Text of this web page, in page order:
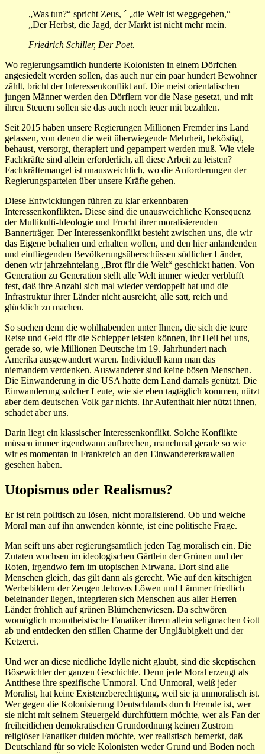
„Was tun?“ spricht Zeus, ´ „die Welt ist weggegeben,“
„Der Herbst, die Jagd, der Markt ist nicht mehr mein.
Friedrich Schiller, Der Poet.
Wo regierungsamtlich hunderte Kolonisten in einem Dörfchen
angesiedelt werden sollen, das auch nur ein paar hundert Bewohner
zählt, bricht der Interessenkonflikt auf. Die meist orientalischen
jungen Männer werden den Dörflern vor die Nase gesetzt, und mit
ihren Steuern sollen sie das auch noch teuer mit bezahlen.
Seit 2015 haben unsere Regierungen Millionen Fremder ins Land
gelassen, von denen die weit überwiegende Mehrheit, beköstigt,
behaust, versorgt, therapiert und gepampert werden muß. Wie viele
Fachkräfte sind allein erforderlich, all diese Arbeit zu leisten?
Fachkräftemangel ist unausweichlich, wo die Anforderungen der
Regierungsparteien über unsere Kräfte gehen.
Diese Entwicklungen führen zu klar erkennbaren
Interessenkonflikten. Diese sind die unausweichliche Konsequenz
der Multikulti-Ideologie und Frucht ihrer moralisierenden
Bannerträger. Der Interessenkonflikt besteht zwischen uns, die wir
das Eigene behalten und erhalten wollen, und den hier anlandenden
und einfliegenden Bevölkerungsüberschüssen südlicher Länder,
denen wir jahrzehntelang „Brot für die Welt“ geschickt hatten. Von
Generation zu Generation stellt alle Welt immer wieder verblüfft
fest, daß ihre Anzahl sich mal wieder verdoppelt hat und die
Infrastruktur ihrer Länder nicht ausreicht, alle satt, reich und
glücklich zu machen.
So suchen denn die wohlhabenden unter Ihnen, die sich die teure
Reise und Geld für die Schlepper leisten können, ihr Heil bei uns,
gerade so, wie Millionen Deutsche im 19. Jahrhundert nach
Amerika ausgewandert waren. Individuell kann man das
niemandem verdenken. Auswanderer sind keine bösen Menschen.
Die Einwanderung in die USA hatte dem Land damals genützt. Die
Einwanderung solcher Leute, wie sie eben tagtäglich kommen, nützt
aber dem deutschen Volk gar nichts. Ihr Aufenthalt hier nützt ihnen,
schadet aber uns.
Darin liegt ein klassischer Interessenkonflikt. Solche Konflikte
müssen immer irgendwann aufbrechen, manchmal gerade so wie
wir es momentan in Frankreich an den Einwandererkrawallen
gesehen haben.
Utopismus oder Realismus?
Er ist rein politisch zu lösen, nicht moralisierend. Ob und welche
Moral man auf ihn anwenden könnte, ist eine politische Frage.
Man seift uns aber regierungsamtlich jeden Tag moralisch ein. Die
Zutaten wuchsen im ideologischen Gärtlein der Grünen und der
Roten, irgendwo fern im utopischen Nirwana. Dort sind alle
Menschen gleich, das gilt dann als gerecht. Wie auf den kitschigen
Werbebildern der Zeugen Jehovas Löwen und Lämmer friedlich
beieinander liegen, integrieren sich Menschen aus aller Herren
Länder fröhlich auf grünen Blümchenwiesen. Da schwören
womöglich monotheistische Fanatiker ihrem allein seligmachen Gott
ab und entdecken den stillen Charme der Ungläubigkeit und der
Ketzerei.
Und wer an diese niedliche Idylle nicht glaubt, sind die skeptischen
Bösewichter der ganzen Geschichte. Denn jede Moral erzeugt als
Antithese ihre spezifische Unmoral. Und Unmoral, weiß jeder
Moralist, hat keine Existenzberechtigung, weil sie ja unmoralisch ist.
Wer gegen die Kolonisierung Deutschlands durch Fremde ist, wer
sie nicht mit seinem Steuergeld durchfüttern möchte, wer als Fan der
freiheitlichen demokratischen Grundordnung keinen Zustrom
religiöser Fanatiker dulden möchte, wer realistisch bemerkt, daß
Deutschland für so viele Kolonisten weder Grund und Boden noch